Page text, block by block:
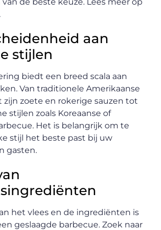
de beste keuze. Lees meer op
.
aan
stijlen
biedt een breed scala aan
Van traditionele Amerikaanse
zijn zoete en rokerige sauzen tot
stijlen zoals Koreaanse of
Het is belangrijk om te
stijl het beste past bij uw
gasten.
het vlees en de ingrediënten is
geslaagde barbecue. Zoek naar